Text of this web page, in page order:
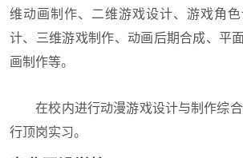
维动画制作、二维游戏设计、游戏角
计、三维游戏制作、动画后期合成、平
画制作等。
在校内进行动漫游戏设计与制作综合
行顶岗实习。